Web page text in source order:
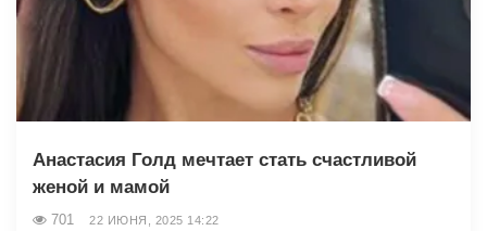
Анастасия Голд мечтает стать счастливой
женой и мамой
701 22 ИЮНЯ, 2025 14:22